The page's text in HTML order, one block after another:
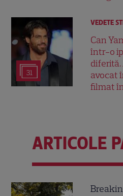
31
VEDETE
Can
într-o
avocat
filmat
ARTICOLE